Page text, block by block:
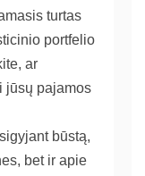
turtas
portfelio
ar
jūsų pajamos
būstą,
bet ir apie